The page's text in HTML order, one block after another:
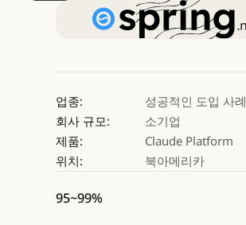
업종:
성공적인 도입 사례
회사 규모:
소기업
제품:
Claude Platform
위치:
북아메리카
95~99%